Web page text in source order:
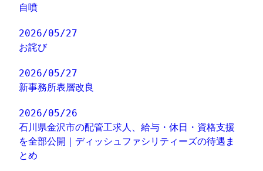
自噴
2026/05/27
お詫び
2026/05/27
新事務所表層改良
2026/05/26
石川県金沢市の配管工求人、給与・休日・資格支援
を全部公開｜ディッシュファシリティーズの待遇ま
とめ